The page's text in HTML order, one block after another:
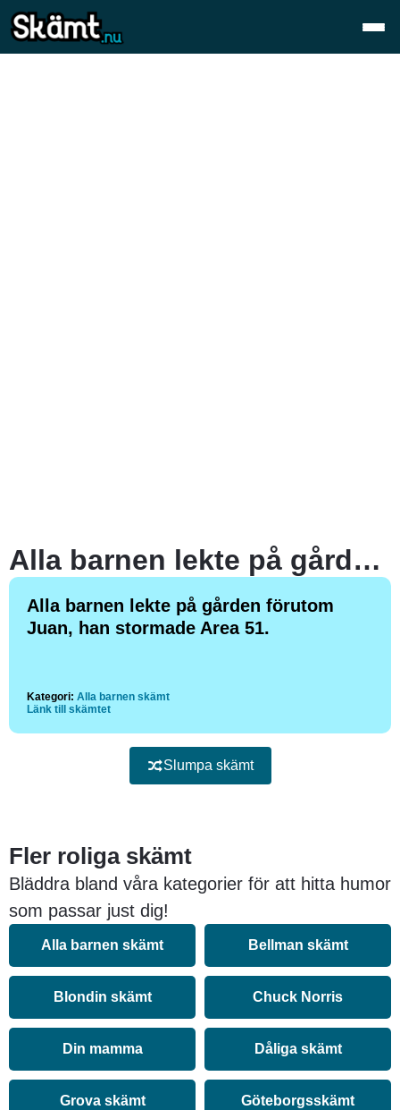
Alla barnen lekte på gården förutom Juan, han stormade Area 51.
Alla barnen lekte på gården förutom
Juan, han stormade Area 51.
Kategori: Alla barnen skämt
Länk till skämtet
Slumpa skämt
Fler roliga skämt
Bläddra bland våra kategorier för att hitta humor
som passar just dig!
Alla barnen skämt Bellman skämt
Blondin skämt Chuck Norris
Din mamma Dåliga skämt
Grova skämt Göteborgsskämt